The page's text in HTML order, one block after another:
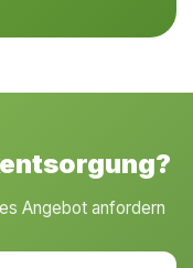
Angebot anfordern